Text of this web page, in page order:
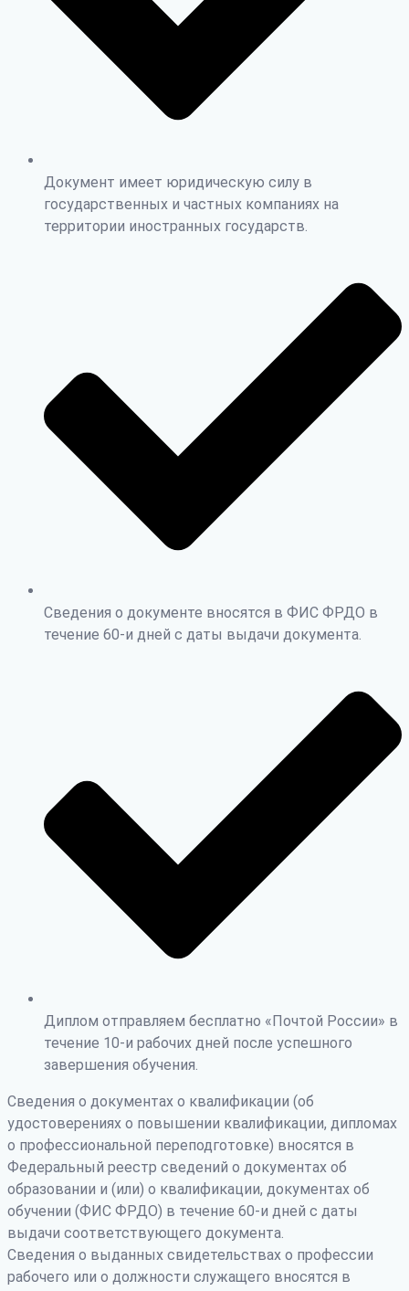
Документ имеет юридическую силу в
государственных и частных компаниях на
территории иностранных государств.
Сведения о документе вносятся в ФИС ФРДО в
течение 60-и дней с даты выдачи документа.
Диплом отправляем бесплатно «Почтой России» в
течение 10-и рабочих дней после успешного
завершения обучения.
Сведения о документах о квалификации (об
удостоверениях о повышении квалификации, дипломах
о профессиональной переподготовке) вносятся в
Федеральный реестр сведений о документах об
образовании и (или) о квалификации, документах об
обучении (ФИС ФРДО) в течение 60-и дней с даты
выдачи соответствующего документа.
Сведения о выданных свидетельствах о профессии
рабочего или о должности служащего вносятся в